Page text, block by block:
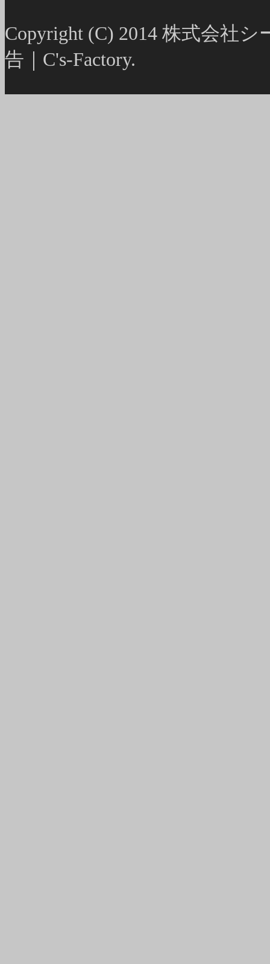
Copyright (C) 2014 株式会社
告｜C's-Factory.